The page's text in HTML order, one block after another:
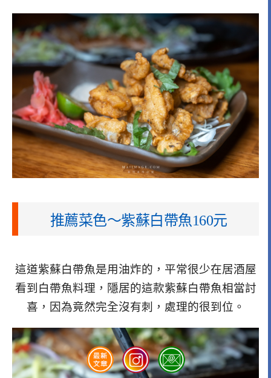
推薦菜色～紫蘇白帶魚160元
這道紫蘇白帶魚是用油炸的，平常很少在居酒屋
看到白帶魚料理，隱居的這款紫蘇白帶魚相當討
喜，因為竟然完全沒有刺，處理的很到位。